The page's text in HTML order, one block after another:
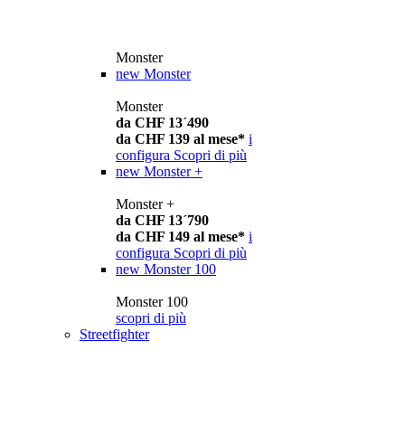
Monster
new Monster
Monster
da CHF 13´490
da CHF 139 al mese* i
configura Scopri di più
new Monster +
Monster +
da CHF 13´790
da CHF 149 al mese* i
configura Scopri di più
new Monster 100
Monster 100
scopri di più
Streetfighter